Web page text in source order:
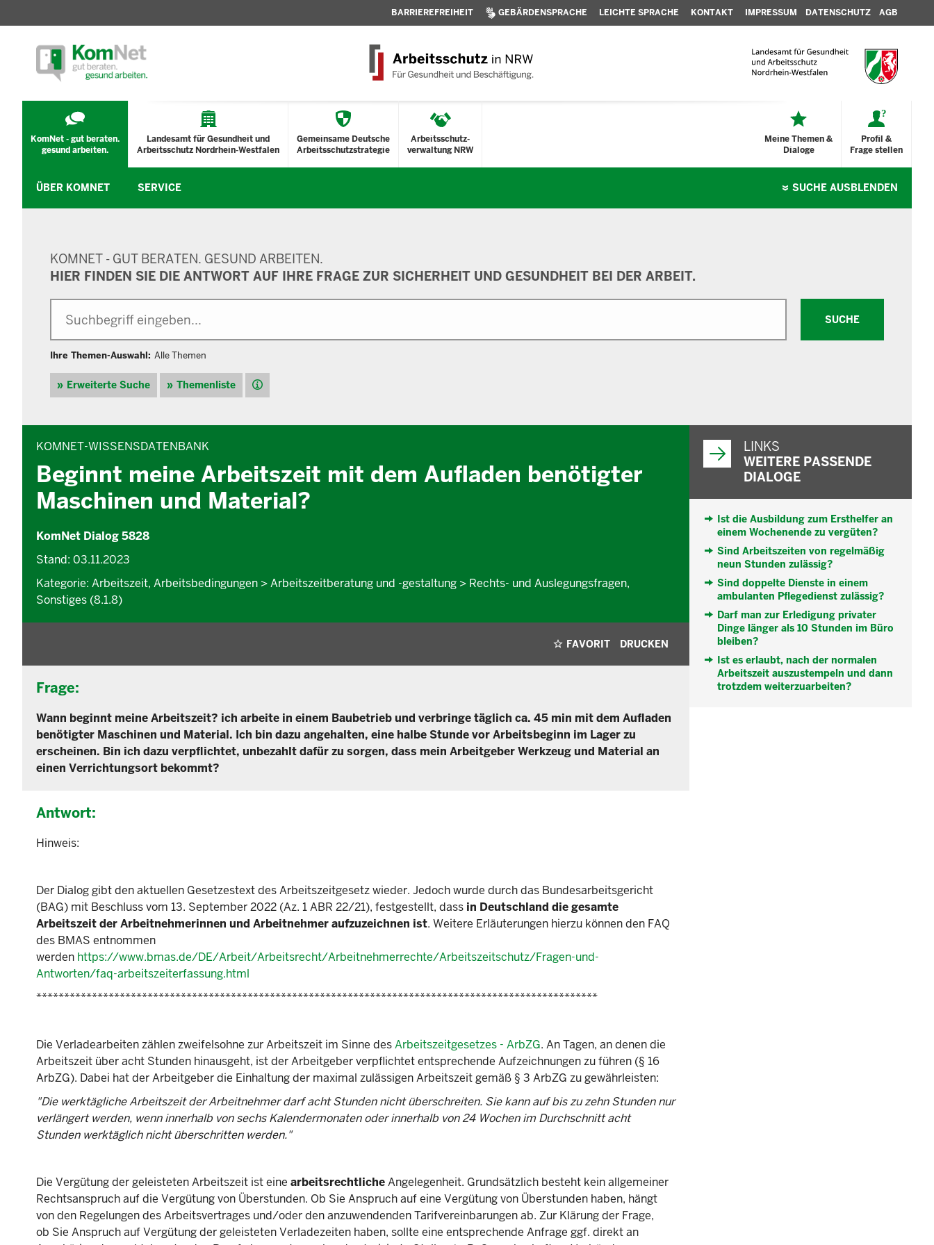
BARRIEREFREIHEIT GEBÄRDENSPRACHE LEICHTE SPRACHE KONTAKT IMPRESSUM DATENSCHUTZ AGB
KomNet - gut beraten.
gesund arbeiten.
Landesamt für Gesundheit und
Arbeitsschutz Nordrhein-Westfalen
Gemeinsame Deutsche
Arbeitsschutzstrategie
Arbeitsschutz-
verwaltung NRW
Profil &
Frage stellen
Meine Themen &
Dialoge
ÜBER KOMNET SERVICE SUCHE AUSBLENDEN
KOMNET - GUT BERATEN. GESUND ARBEITEN.
HIER FINDEN SIE DIE ANTWORT AUF IHRE FRAGE ZUR SICHERHEIT UND GESUNDHEIT BEI DER ARBEIT.
SUCHE
Ihre Themen-Auswahl: Alle Themen
Erweiterte Suche Themenliste Hilfe
KOMNET-WISSENSDATENBANK
Beginnt meine Arbeitszeit mit dem Aufladen benötigter
Maschinen und Material?
KomNet Dialog 5828
Stand: 03.11.2023
Kategorie: Arbeitszeit, Arbeitsbedingungen > Arbeitszeitberatung und -gestaltung > Rechts- und Auslegungsfragen,
Sonstiges (8.1.8)
FAVORIT DRUCKEN
Frage:
Wann beginnt meine Arbeitszeit? ich arbeite in einem Baubetrieb und verbringe täglich ca. 45 min mit dem Aufladen
benötigter Maschinen und Material. Ich bin dazu angehalten, eine halbe Stunde vor Arbeitsbeginn im Lager zu
erscheinen. Bin ich dazu verpflichtet, unbezahlt dafür zu sorgen, dass mein Arbeitgeber Werkzeug und Material an
einen Verrichtungsort bekommt?
Antwort:
Hinweis:
Der Dialog gibt den aktuellen Gesetzestext des Arbeitszeitgesetz wieder. Jedoch wurde durch das Bundesarbeitsgericht
(BAG) mit Beschluss vom 13. September 2022 (Az. 1 ABR 22/21), festgestellt, dass in Deutschland die gesamte
Arbeitszeit der Arbeitnehmerinnen und Arbeitnehmer aufzuzeichnen ist. Weitere Erläuterungen hierzu können den FAQ
des BMAS entnommen
werden https://www.bmas.de/DE/Arbeit/Arbeitsrecht/Arbeitnehmerrechte/Arbeitszeitschutz/Fragen-und-
Antworten/faq-arbeitszeiterfassung.html
*****************************************************************************************************
Die Verladearbeiten zählen zweifelsohne zur Arbeitszeit im Sinne desArbeitszeitgesetzes - ArbZG. An Tagen, an denen die
Arbeitszeit über acht Stunden hinausgeht, ist der Arbeitgeber verpflichtet entsprechende Aufzeichnungen zu führen (§ 16
ArbZG). Dabei hat der Arbeitgeber die Einhaltung der maximal zulässigen Arbeitszeit gemäß § 3 ArbZG zu gewährleisten:
"Die werktägliche Arbeitszeit der Arbeitnehmer darf acht Stunden nicht überschreiten. Sie kann auf bis zu zehn Stunden nur
verlängert werden, wenn innerhalb von sechs Kalendermonaten oder innerhalb von 24 Wochen im Durchschnitt acht
Stunden werktäglich nicht überschritten werden."
Die Vergütung der geleisteten Arbeitszeit ist eine arbeitsrechtlicheAngelegenheit. Grundsätzlich besteht kein allgemeiner
Rechtsanspruch auf die Vergütung von Überstunden. Ob Sie Anspruch auf eine Vergütung von Überstunden haben, hängt
von den Regelungen des Arbeitsvertrages und/oder den anzuwendenden Tarifvereinbarungen ab. Zur Klärung der Frage,
ob Sie Anspruch auf Vergütung der geleisteten Verladezeiten haben, sollte eine entsprechende Anfrage ggf. direkt an
LINKS
WEITERE PASSENDE
DIALOGE
Ist die Ausbildung zum Ersthelfer an
einem Wochenende zu vergüten?
Sind Arbeitszeiten von regelmäßig
neun Stunden zulässig?
Sind doppelte Dienste in einem
ambulanten Pflegedienst zulässig?
Darf man zur Erledigung privater
Dinge länger als 10 Stunden im Büro
bleiben?
Ist es erlaubt, nach der normalen
Arbeitszeit auszustempeln und dann
trotzdem weiterzuarbeiten?